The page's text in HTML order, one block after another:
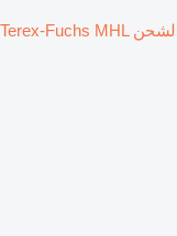
حفارة النقل والشحن Terex-Fuchs MHL